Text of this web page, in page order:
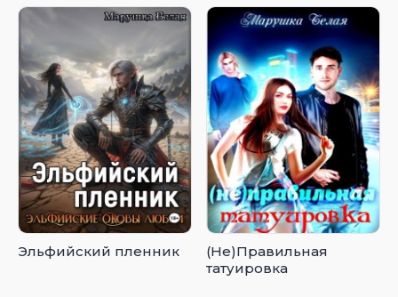
Эльфийский пленник
(Не)Правильная
татуировка